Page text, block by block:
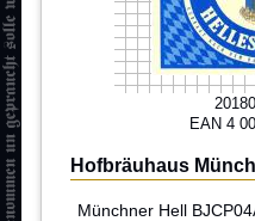
EAN 4
Hofbräuhaus
Münchner Hell